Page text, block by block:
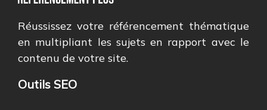
Réussissez votre référencement thématique
en multipliant les sujets en rapport avec le
contenu de votre site.
Outils SEO